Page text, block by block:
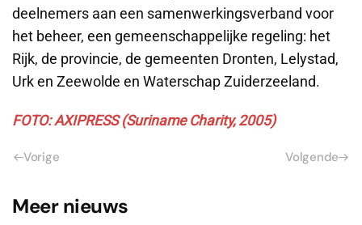
deelnemers aan een samenwerkingsverband voor
het beheer, een gemeenschappelijke regeling: het
Rijk, de provincie, de gemeenten Dronten, Lelystad,
Urk en Zeewolde en Waterschap Zuiderzeeland.
FOTO: AXIPRESS (Suriname Charity, 2005)
Vorige Volgende
Meer nieuws